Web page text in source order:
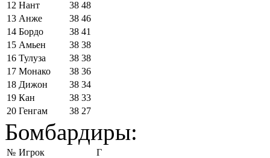
12 Нант 38 48
13 Анже 38 46
14 Бордо 38 41
15 Амьен 38 38
16 Тулуза 38 38
17 Монако 38 36
18 Дижон 38 34
19 Кан 38 33
20 Генгам 38 27
Бомбардиры:
№ Игрок
Г